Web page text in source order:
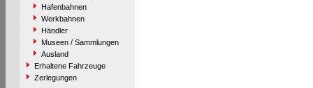
Hafenbahnen
Werkbahnen
Händler
Museen / Sammlungen
Ausland
Erhaltene Fahrzeuge
Zerlegungen